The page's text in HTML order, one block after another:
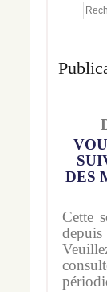
DES
Cette
depuis